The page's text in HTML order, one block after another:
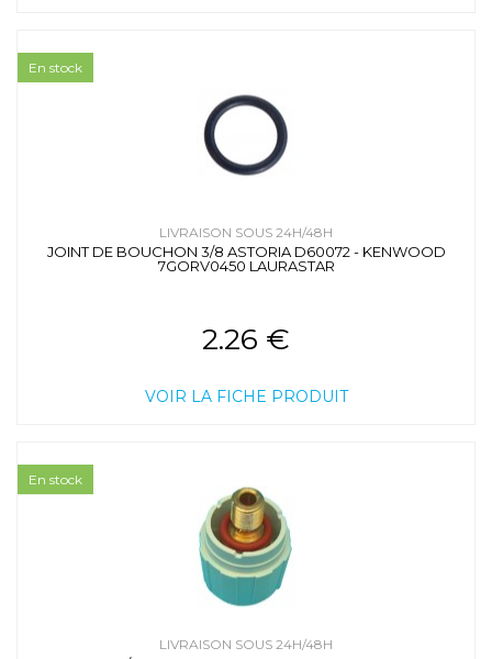
LIVRAISON SOUS 24H/48H
JOINT DE BOUCHON 3/8 ASTORIA D60072 - KENWOOD
7GORV0450 LAURASTAR
2.26 €
VOIR LA FICHE PRODUIT
En stock
LIVRAISON SOUS 24H/48H
En stock